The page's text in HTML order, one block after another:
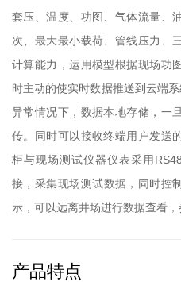
套压、温度、功图、气体流量、
次、最大最小载荷、管线压力、
计算能力，运用模型根据现场功
时主动的使实时数据推送到云端
异常情况下，数据本地存储，一
传。同时可以接收终端用户发送
柜与现场测试仪器仪表采用
接，采集现场测试数据，同时控
示，可以远离井场进行数据查看，
产品特点